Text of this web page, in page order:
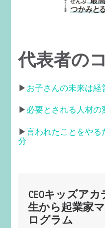
代表者の
▶︎お子さんの未来は経
▶︎必要とされる人材の
▶︎言われたことをやる
分
CEOキッズア
生から起業家
ログラム